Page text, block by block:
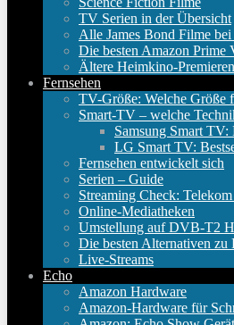
TV Serien in der Übersicht
Alle James Bond Filme
Die besten Amazon Prime
Ältere Heimkino-Premieren
Fernsehen
TV-Größe: Welche Größe
Smart-TV – welche
Samsung Smart TV:
LG Smart TV:
Fernsehen entwickelt sich
Serien – Guide
Streaming Check:
Online-Mediatheken
Umstellung auf DVB-T2
Die besten Alternativen
Live-Streams
Echo
Amazon Hardware
Amazon-Hardware für